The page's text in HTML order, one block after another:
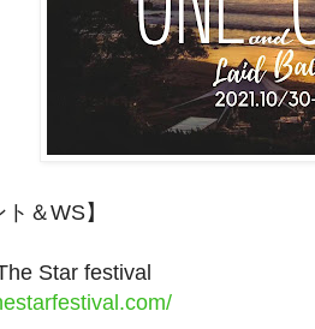
ト＆WS】
Star festival